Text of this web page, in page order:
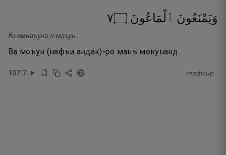
وَيَمْنَعُونَ ٱلْمَاعُونَ ۝٧
Ва ямнаъуна-л-маъун.
Ва моъун (нафъи андак)-ро манъ мекунанд.
107:7 тафсир